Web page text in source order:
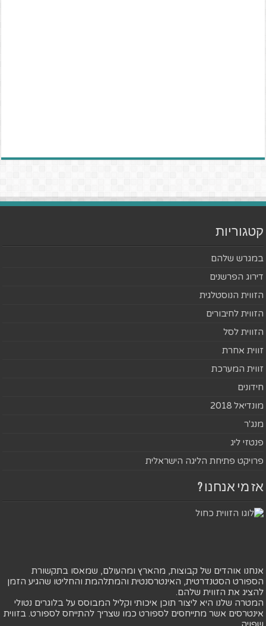
קטגוריות
במגרש שלהם
דירוג הפרשנים
הזווית הנוסטלגית
הזווית לחיבורים
הזווית לסל
זווית אחרת
זווית המערכת
חידונים
מונדיאל 2018
מנג'ר
פנטזי ליג
פרויקט פתיחת הליגה הישראלית
אז מי אנחנו ?
אנחנו אוהדים של קבוצות, מהארץ ומהעולם, שמאסו בתקשורת
הספורט הסטנדרטית, האינטרסנטית והמתלהמת והחליטו שהגיע הזמן
להציג את הזווית שלהם.
המטרה שלנו היא ליצור תוכן איכותי וקליל המבוסס על בלוגרים נטולי
אינטרסים אשר מתייחסים לספורט כמו שצריך להתייחס לספורט. בזווית